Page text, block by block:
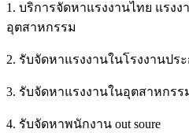
1. บริการจัดหาแรงงานไทย แรง
อุตสาหกรรม
2. รับจัดหาแรงงานในโรงงานปร
3. รับจัดหาแรงงานในอุตสาหกรร
4. รับจัดหาพนักงาน out soure